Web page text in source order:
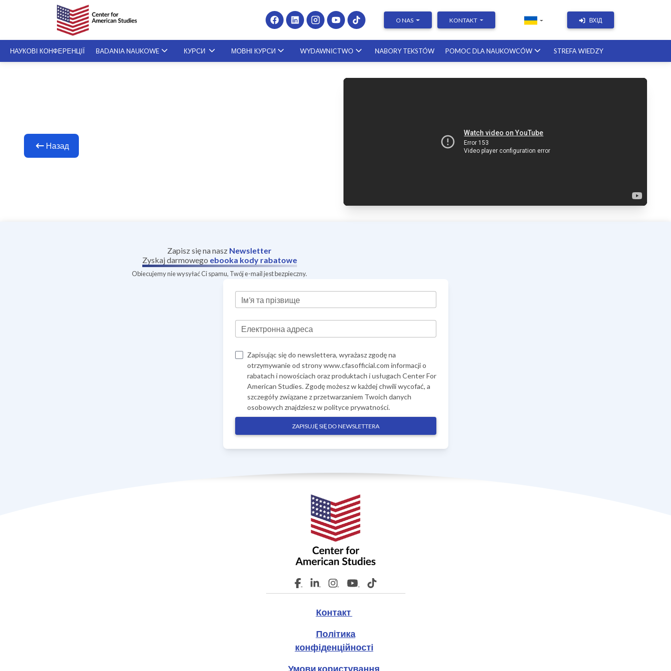
O NAS KONTAKT ВХІД
НАУКОВІ КОНФЕРЕНЦІЇ BADANIA NAUKOWE КУРСИ
Presenting at Conferences & Publishing Research –
Academic Writing | Course with a
course with a scholar from the
United States
08.01.2027
МОВНІ КУРСИ WYDAWNICTWO NABORY TEKSTÓW POMOC DLA NAUKOWCÓW STREFA WIEDZY
Назад
Zapisz się na nasz Newsletter
Zyskaj darmowego ebooka kody rabatowe
Obiecujemy nie wysyłać Ci spamu, Twój e-mail jest bezpieczny.
Ім’я та прізвище
Електронна адреса
Zapisując się do newslettera, wyrażasz zgodę na
otrzymywanie od strony www.cfasofficial.com informacji o
rabatach i nowościach oraz produktach i usługach Center For
American Studies. Zgodę możesz w każdej chwili wycofać, a
szczegóły związane z przetwarzaniem Twoich danych
osobowych znajdziesz wpolityce prywatności.
ZAPISUJĘ SIĘ DO NEWSLETTERA
Контакт
Політика
конфіденційності
Умови користування